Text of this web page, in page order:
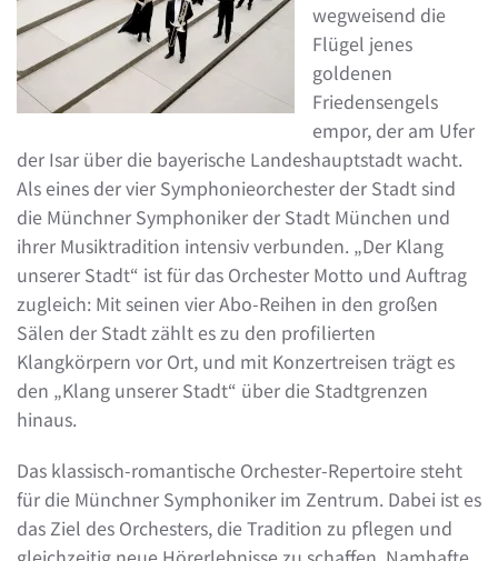
wegweisend die
Flügel jenes
goldenen
Friedensengels
empor, der am Ufer
der Isar über die bayerische Landeshauptstadt wacht.
Als eines der vier Symphonieorchester der Stadt sind
die Münchner Symphoniker der Stadt München und
ihrer Musiktradition intensiv verbunden. „Der Klang
unserer Stadt“ ist für das Orchester Motto und Auftrag
zugleich: Mit seinen vier Abo-Reihen in den großen
Sälen der Stadt zählt es zu den profilierten
Klangkörpern vor Ort, und mit Konzertreisen trägt es
den „Klang unserer Stadt“ über die Stadtgrenzen
hinaus.
Das klassisch-romantische Orchester-Repertoire steht
für die Münchner Symphoniker im Zentrum. Dabei ist es
das Ziel des Orchesters, die Tradition zu pflegen und